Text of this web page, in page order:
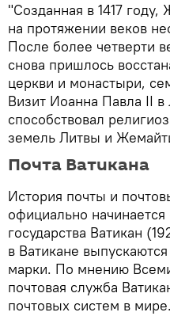
"Созданная в 1417
на протяжении веков
После более четверти
снова пришлось
церкви и монастыри,
Визит Иоанна Павла II в
способствовал
земель Литвы и
Почта Ватикана
История почты и
официально
государства Ватикан
в Ватикане
марки. По мнению
почтовая служба
почтовых систем в мире.